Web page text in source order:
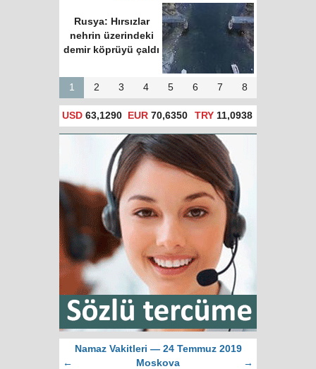
Rusya: Hırsızlar
nehrin üzerindeki
demir köprüyü çaldı
1 2 3 4 5 6 7 8
USD 63,1290 EUR 70,6350 TRY 11,0938
Namaz Vakitleri — 24 Temmuz 2019
←
Moskova
→